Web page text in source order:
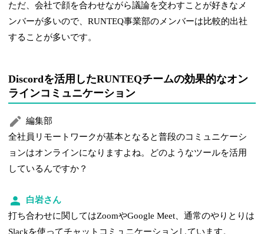
ただ、会社で顔を合わせながら議論を交わすことが好きなメ
ンバーが多いので、RUNTEQ事業部のメンバーは比較的出社
することが多いです。
Discordを活用したRUNTEQチームの効果的なオン
ラインコミュニケーション
編集部
全社員リモートワークが基本となると普段のコミュニケーシ
ョンはオンラインになりますよね。どのようなツールを活用
しているんですか？
白岩さん
打ち合わせに関してはZoomやGoogle Meet、通常のやりとりは
Slackを使ってチャットコミュニケーションしています。